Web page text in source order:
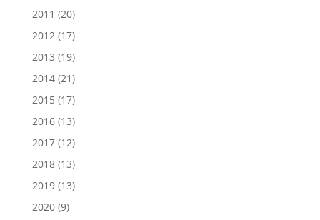
2011 (20)
2012(17)
2013 (19)
2014(21)
2015(17)
2016(13)
2017(12)
2018(13)
2019(13)
2020(9)